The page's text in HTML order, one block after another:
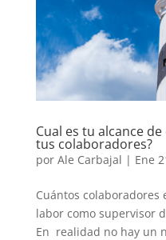
Cual es tu alcance
tus colaboradores?
por Ale Carbajal | Ene
Cuántos
labor como supervisor
En realidad no hay un